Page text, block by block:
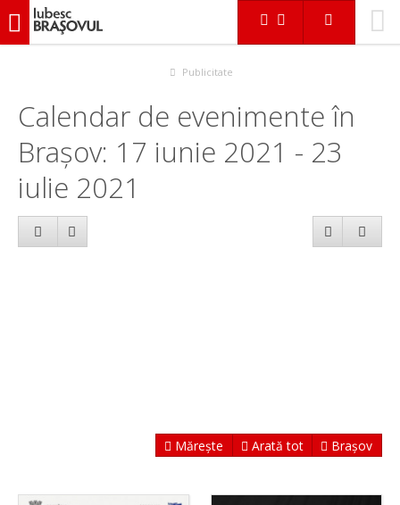
iubescbraşovul.ro
Publicitate
Calendar de evenimente în
Brașov: 17 iunie 2021 - 23
iulie 2021
Mărește Arată tot Brașov